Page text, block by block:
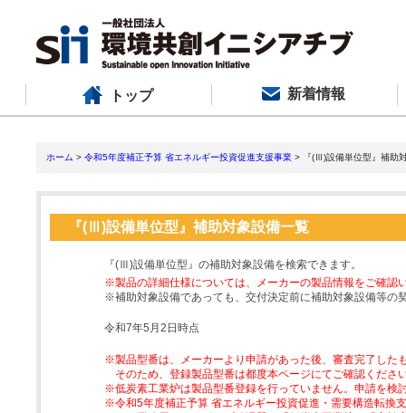
トップ 新着情報
ホーム > 令和5年度補正予算 省エネルギー投資促進支援事業 > 『(Ⅲ)設備単位型』補助
『(Ⅲ)設備単位型』補助対象設備一覧
『(Ⅲ)設備単位型』の補助対象設備を検索できます。
※製品の詳細仕様については、メーカーの製品情報をご確認
※補助対象設備であっても、交付決定前に補助対象設備等の
令和7年5月2日時点
※製品型番は、メーカーより申請があった後、審査完了した
そのため、登録製品型番は都度本ページにてご確認くださ
※低炭素工業炉は製品型番登録を行っていません。申請を検
※令和5年度補正予算 省エネルギー投資促進・需要構造転換